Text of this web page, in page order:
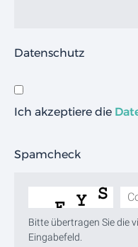
Datenschutz
Ich akzeptiere die
Spamcheck
Bitte übertragen Sie die
Eingabefeld.